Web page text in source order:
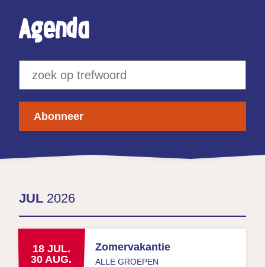
Agenda
Abonneer
JUL 2026
18 JUL.
30 AUG.
Zomervakantie
ALLE GROEPEN